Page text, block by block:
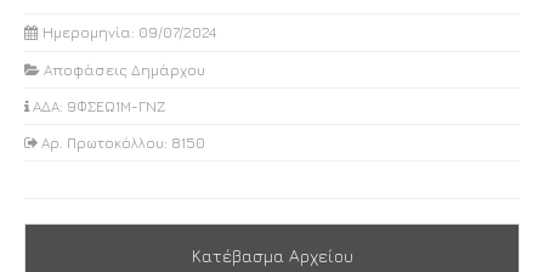
Ημερομηνία: 09/07/2024
Αποφάσεις Δημάρχου
ΑΔΑ: 9ΦΣΕΩ1Μ-ΓΝΖ
Αρ. Πρωτοκόλλου: 8150
Κατέβασμα Αρχείου